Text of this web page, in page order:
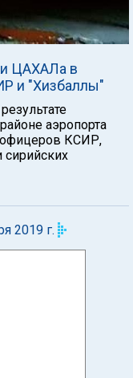
ЦАХАЛа в
и "Хизбаллы"
аэропорта
КСИР,
2019 г.